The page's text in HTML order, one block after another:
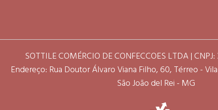
SOTTILE COMÉRCIO DE CONFECCOES LTDA |
Endereço: Rua Doutor Álvaro Viana Filho, 60, Térreo - Vila
São João del Rei - MG